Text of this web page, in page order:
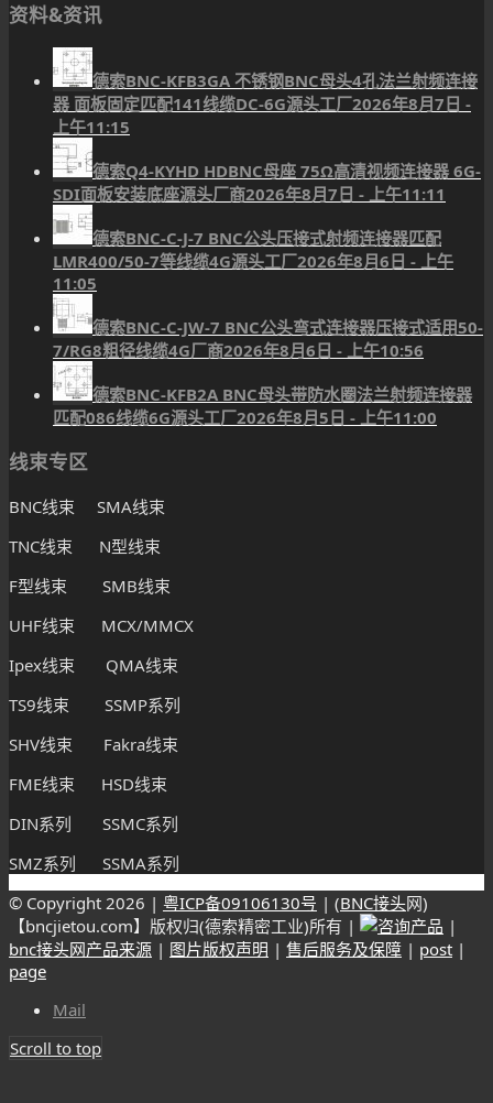
资料&资讯
德索BNC-KFB3GA 不锈钢BNC母头4孔法兰射频连接
器 面板固定匹配141线缆DC-6G源头工厂2026年8月7日 -
上午11:15
德索Q4-KYHD HDBNC母座 75Ω高清视频连接器 6G-
SDI面板安装底座源头厂商2026年8月7日 - 上午11:11
德索BNC-C-J-7 BNC公头压接式射频连接器匹配
LMR400/50-7等线缆4G源头工厂2026年8月6日 - 上午
11:05
德索BNC-C-JW-7 BNC公头弯式连接器压接式适用50-
7/RG8粗径线缆4G厂商2026年8月6日 - 上午10:56
德索BNC-KFB2A BNC母头带防水圈法兰射频连接器
匹配086线缆6G源头工厂2026年8月5日 - 上午11:00
线束专区
BNC线束 SMA线束
TNC线束 N型线束
F型线束 SMB线束
UHF线束 MCX/MMCX
Ipex线束 QMA线束
TS9线束 SSMP系列
SHV线束 Fakra线束
FME线束 HSD线束
DIN系列 SSMC系列
SMZ系列 SSMA系列
© Copyright 2026 | 粤ICP备09106130号 | (BNC接头网)
【bncjietou.com】版权归(德索精密工业)所有 |
|
bnc接头网产品来源 | 图片版权声明 | 售后服务及保障 | post |
page
Mail
Scroll to top